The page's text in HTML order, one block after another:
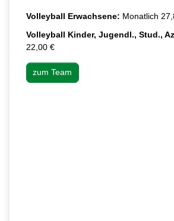
Volleyball Erwachsene: Monatlich
Volleyball Kinder, Jugendl., Stud.,
22,00 €
zum Team